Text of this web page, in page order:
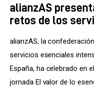
alianzAS
retos de los
alianzAS, la
servicios esenciales
España, ha celebrado en
jornada El valor de lo